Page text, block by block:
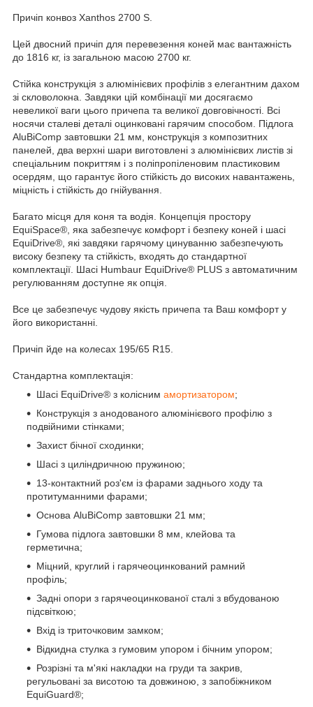
Причіп конвоз Xanthos 2700 S.
Цей двосний причіп для перевезення коней має вантажність
до 1816 кг, із загальною масою 2700 кг.
Стійка конструкція з алюмінієвих профілів з елегантним дахом
зі скловолокна. Завдяки цій комбінації ми досягаємо
невеликої ваги цього причепа та великої довговічності. Всі
носячи сталеві деталі оцинковані гарячим способом. Підлога
AluBiComp завтовшки 21 мм, конструкція з композитних
панелей, два верхні шари виготовлені з алюмінієвих листів зі
спеціальним покриттям і з поліпропіленовим пластиковим
осердям, що гарантує його стійкість до високих навантажень,
міцність і стійкість до гнійування.
Багато місця для коня та водія. Концепція простору
EquiSpace®, яка забезпечує комфорт і безпеку коней і шасі
EquiDrive®, які завдяки гарячому цинуванню забезпечують
високу безпеку та стійкість, входять до стандартної
комплектації. Шасі Humbaur EquiDrive® PLUS з автоматичним
регулюванням доступне як опція.
Все це забезпечує чудову якість причепа та Ваш комфорт у
його використанні.
Причіп йде на колесах 195/65 R15.
Стандартна комплектація:
Шасі EquiDrive® з колісним амортизатором;
Конструкція з анодованого алюмінієвого профілю з
подвійними стінками;
Захист бічної сходинки;
Шасі з циліндричною пружиною;
13-контактний роз'єм із фарами заднього ходу та
протитуманними фарами;
Основа AluBiComp завтовшки 21 мм;
Гумова підлога завтовшки 8 мм, клейова та
герметична;
Міцний, круглий і гарячеоцинкований рамний
профіль;
Задні опори з гарячеоцинкованої сталі з вбудованою
підсвіткою;
Вхід із триточковим замком;
Відкидна стулка з гумовим упором і бічним упором;
Розрізні та м'які накладки на груди та закрив,
регульовані за висотою та довжиною, з запобіжником
EquiGuard®;